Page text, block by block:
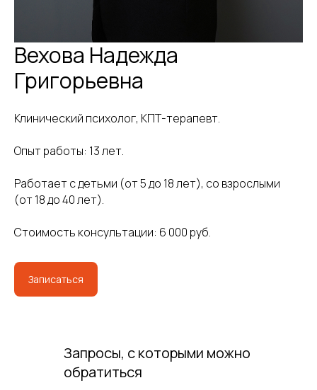
Вехова Надежда
Григорьевна
Клинический психолог, КПТ-терапевт.
Опыт работы: 13 лет.
Работает с детьми (от 5 до 18 лет), со взрослыми
(от 18 до 40 лет).
Стоимость консультации: 6 000 руб.
Записаться
Запросы, с которыми можно
обратиться